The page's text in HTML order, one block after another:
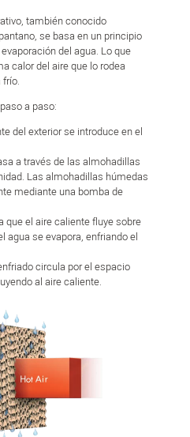
también conocido
se basa en un principio
del agua. Lo que
calor del aire que lo rodea
frío.
a paso:
del exterior se introduce en el
a través de las almohadillas
Las almohadillas húmedas
mediante una bomba de
que el aire caliente fluye sobre
agua se evapora, enfriando el
circula por el espacio
al aire caliente.